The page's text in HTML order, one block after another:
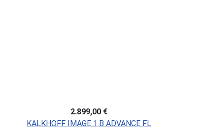
2.899,00 €
KALKHOFF IMAGE 1.B ADVANCE FL